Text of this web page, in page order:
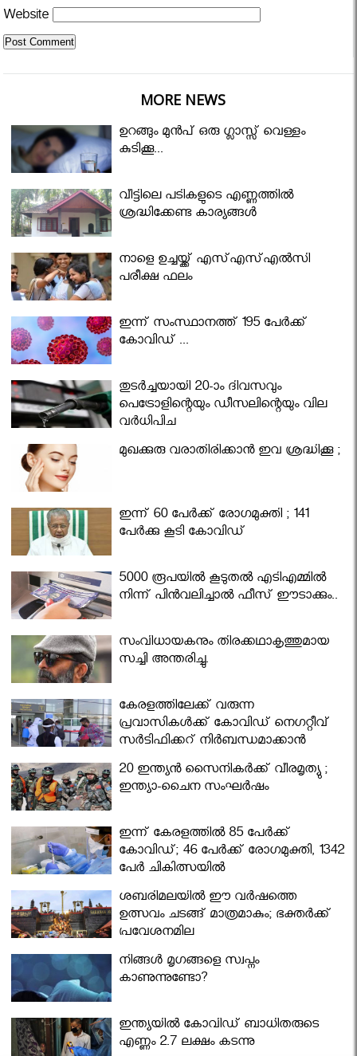
Website
MORE NEWS
ഉറങ്ങും മുന്‍പ് ഒരു ഗ്ലാസ്സ് വെള്ളം
കുടിക്കൂ...
വീട്ടിലെ പടികളുടെ എണ്ണത്തിൽ
ശ്രദ്ധിക്കേണ്ട കാര്യങ്ങൾ
നാളെ ഉച്ചയ്ക്ക് എസ്എസ്എല്‍സി
പരീക്ഷ ഫലം
ഇന്ന് സംസ്ഥാനത്ത് 195 പേര്‍ക്ക്
കോവിഡ് ...
തുടർച്ചയായി 20-ാം ദിവസവും
പെട്രോളിന്റെയും ഡീസലിന്റെയും വില
വര്‍ധിപ്പിച്ചു
മുഖക്കുരു വരാതിരിക്കാന്‍ ഇവ ശ്രദ്ധിക്കൂ ;
ഇന്ന് 60 പേർക്ക് രോഗമുക്തി ; 141
പേര്‍ക്കു കൂടി കോവിഡ്
5000 രൂപയിൽ കൂടുതൽ എടിഎമ്മിൽ
നിന്ന് പിൻവലിച്ചാൽ ഫീസ് ഈടാക്കും..
സംവിധായകനും തിരക്കഥാകൃത്തുമായ
സച്ചി അന്തരിച്ചു.
കേരളത്തിലേക്ക് വരുന്ന
പ്രവാസികള്‍ക്ക് കോവിഡ് നെഗറ്റീവ്
സര്‍ട്ടിഫിക്കറ്റ് നിർബന്ധമാക്കാൻ
മന്ത്രിസഭ
20 ഇന്ത്യൻ സൈനികർക്ക് വീരമൃത്യു ;
ഇന്ത്യാ-ചൈന സംഘർഷം
ഇന്ന് കേരളത്തിൽ 85 പേർക്ക്
കോവിഡ്; 46 പേർക്ക് രോഗമുക്തി, 1342
പേർ ചികിത്സയിൽ
ശബരിമലയില്‍ ഈ വർഷത്തെ
ഉത്സവം ചടങ്ങ് മാത്രമാകും; ഭക്തർക്ക്
പ്രവേശനമില്ല
നിങ്ങള്‍ മൃഗങ്ങളെ സ്വപ്നം
കാണുന്നുണ്ടോ?
ഇന്ത്യയിൽ കോവിഡ് ബാധിതരുടെ
എണ്ണം 2.7 ലക്ഷം കടന്നു